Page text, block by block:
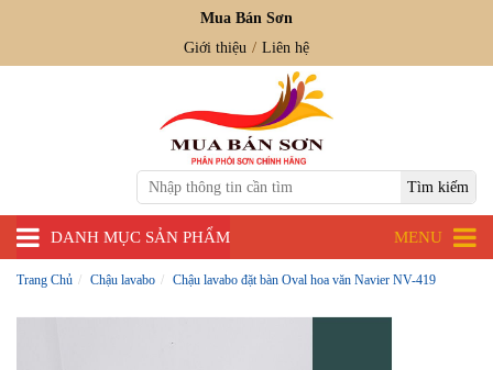
Mua Bán Sơn
Giới thiệu
Liên hệ
DANH MỤC SẢN PHẨM MENU
Trang Chủ Chậu lavabo Chậu lavabo đặt bàn Oval hoa văn Navier NV-419